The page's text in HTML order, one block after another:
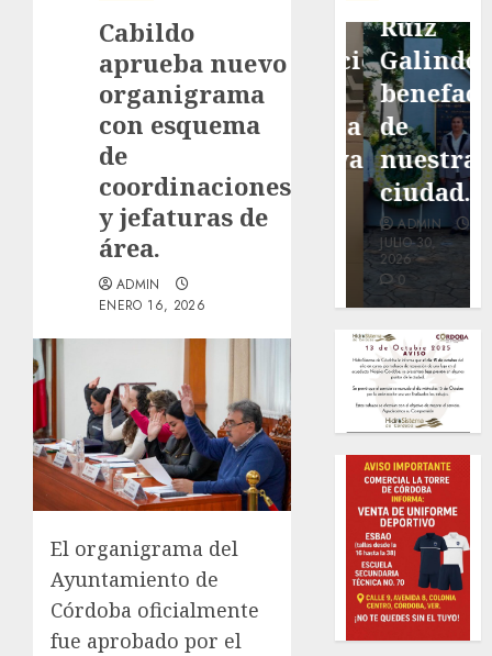
Cabildo
aprueba nuevo
organigrama
con esquema
de
coordinaciones
y jefaturas de
área.
ADMIN
ENERO 16, 2026
El organigrama del
Ayuntamiento de
Córdoba oficialmente
fue aprobado por el
de San
Marcial
será
mejorada.
Interviene
CASF
ADMIN
JULIO 27,
2026
0
exposición
de la
cronista
Minerva
Salas.
ADMIN
Ruiz
Galindo,
de
nuestra
ciudad.
ADMIN
JULIO 30,
2026
0